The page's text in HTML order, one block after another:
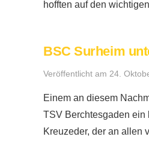
hofften auf den
BSC Surheim
Veröffentlicht am 24.
Einem an diesem
TSV Berchtesgaden ein
Kreuzeder, der an allen